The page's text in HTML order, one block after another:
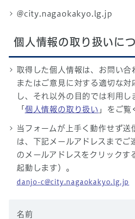
@city.nagaokakyo.lg.jp
個人情報の取り扱いに
取得した個人情報は、お問い合
またはご意見に対する適切な対
し、それ以外の目的では利用し
「 個人情報の取り扱い 」をご覧
当フォームが上手く動作せず送
は、下記メールアドレスまでご
のメールアドレスをクリックす
起動します）。
danjo-c@city.nagaokakyo.lg.jp
名前